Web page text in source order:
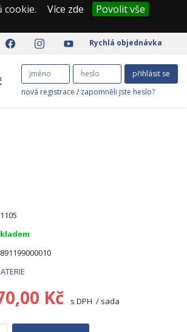
cookie. Více zde
Povolit vše
Rychlá objednávka
přihlásit se
nová registrace / zapomněli jste heslo?
Kč s DPH / sada